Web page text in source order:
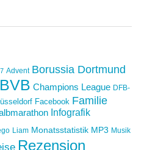
Advent Borussia Dortmund
BVB Champions League DFB-
Facebook Familie
Infografik
Liam Monatsstatistik MP3 Musik
Rezension